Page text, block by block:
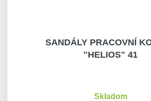
SANDÁLY PRACOVNÍ
"HELIOS" 41
Skladom